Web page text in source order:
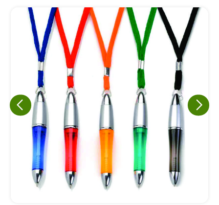
Eu concordo em receber comunicações.
A nossa empresa está comprometida a proteger e respeitar
sua privacidade, utilizaremos seus dados apenas para fins
de marketing. Você pode alterar suas preferências a
qualquer momento.
Iniciar conversa